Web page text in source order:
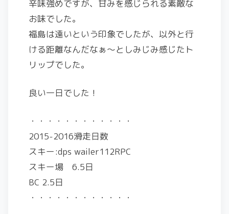
辛味強めですが、甘みを感じられる素敵な
お味でした。
福島は遠いという印象でしたが、以外と行
ける距離なんだなぁ〜としみじみ感じたト
リップでした。
良い一日でした！
・・・・・・・・・・・・
2015-2016滑走日数
スキー:dps wailer112RPC
スキー場 6.5日
BC 2.5日
・・・・・・・・・・・・